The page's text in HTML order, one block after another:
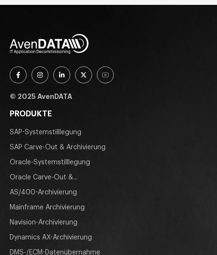
© 2025 AvenDATA
PRODUKTE
SAP-Systemstilllegung
SAP Carve-Out & Archivierung
Oracle-Systemstilllegung
Oracle Carve-Out &...
AS/400-Archivierung
Mainframe Archivierung
Navision-Archivierung
Dynamics AX-Archivierung
DMS-/ECM-Datenübernahme